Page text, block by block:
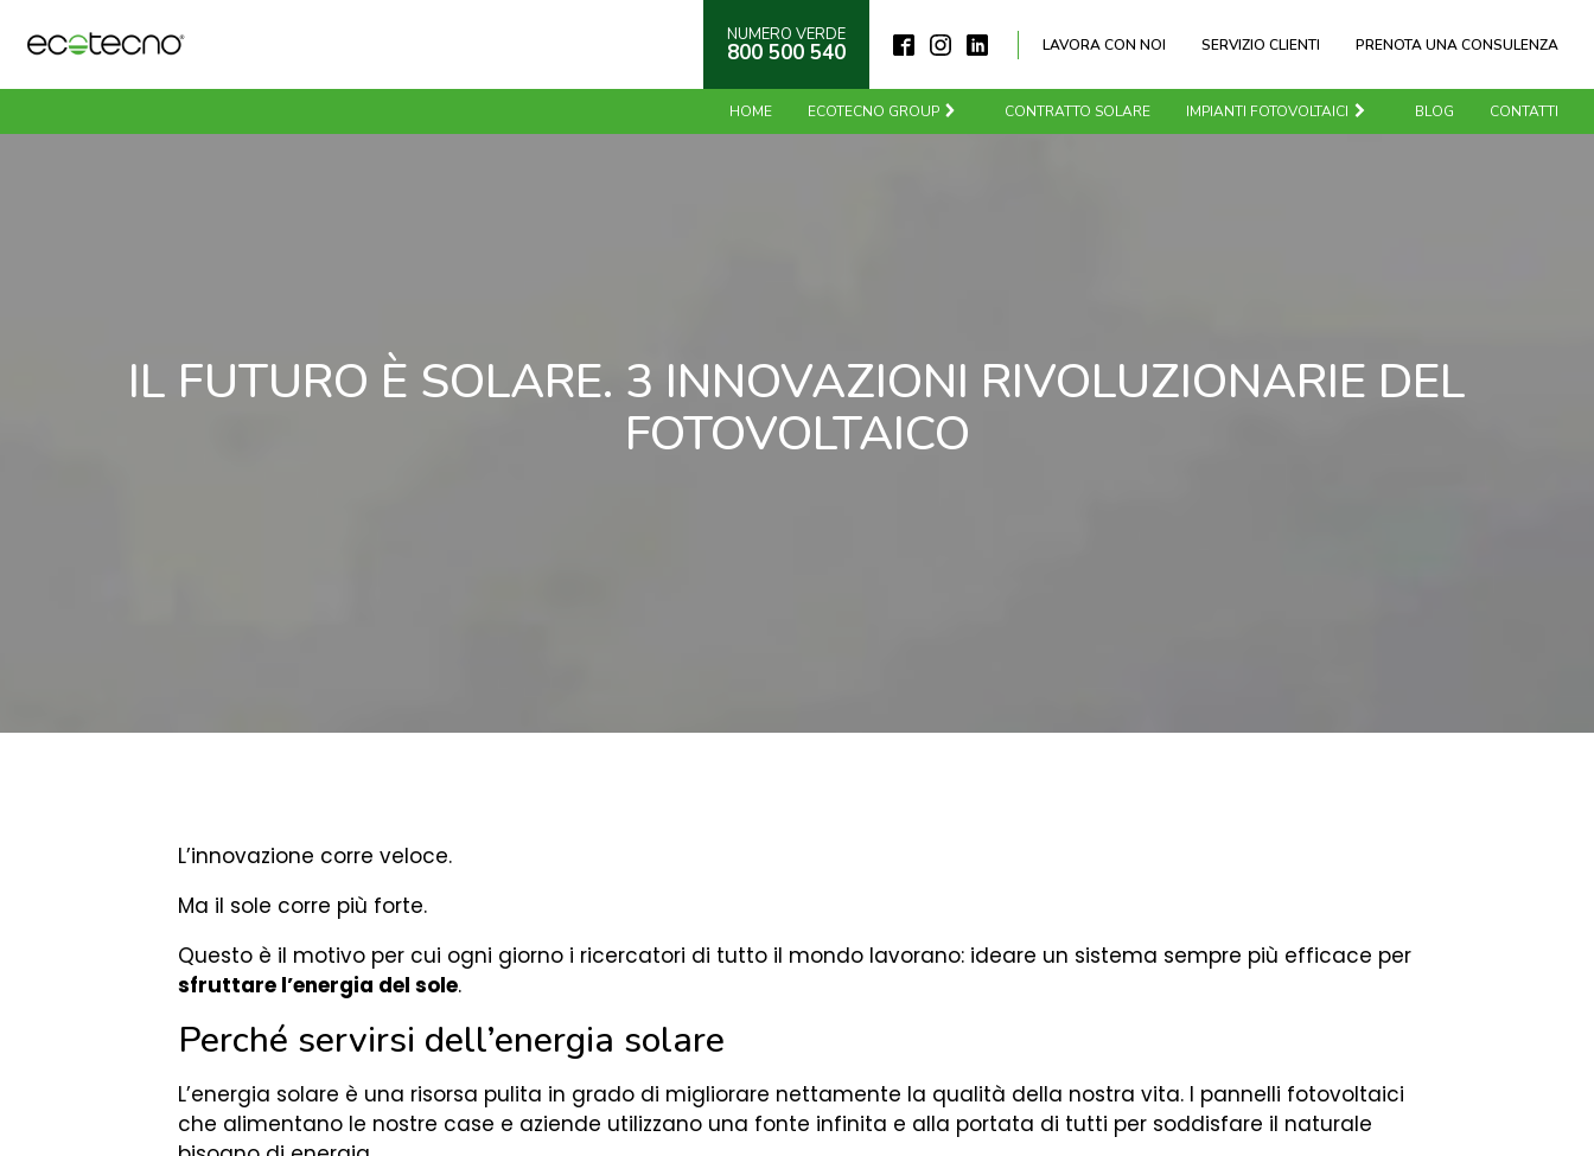
NUMERO VERDE
800 500 540 LAVORA CON NOI SERVIZIO CLIENTI PRENOTA UNA CONSULENZA
HOME ECOTECNO GROUP CONTRATTO SOLARE IMPIANTI FOTOVOLTAICI BLOG CONTATTI
IL FUTURO È SOLARE. 3 INNOVAZIONI RIVOLUZIONARIE DEL
FOTOVOLTAICO
L’innovazione corre veloce.
Ma il sole corre più forte.
Questo è il motivo per cui ogni giorno i ricercatori di tutto il mondo lavorano: ideare un sistema sempre più efficace per
sfruttare l’energia del sole.
Perché servirsi dell’energia solare
L’energia solare è una risorsa pulita in grado di migliorare nettamente la qualità della nostra vita. I pannelli fotovoltaici
che alimentano le nostre case e aziende utilizzano una fonte infinita e alla portata di tutti per soddisfare il naturale